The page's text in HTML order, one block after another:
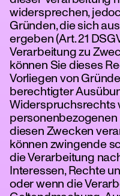
widersprechen,
Gründen, die sich
ergeben (Art. 21
Verarbeitung zu
können Sie dieses
Vorliegen von
berechtigter
Widerspruchsrechts
personenbezogenen
diesen Zwecken
können zwingende
die Verarbeitung
Interessen, Rechte
oder wenn die